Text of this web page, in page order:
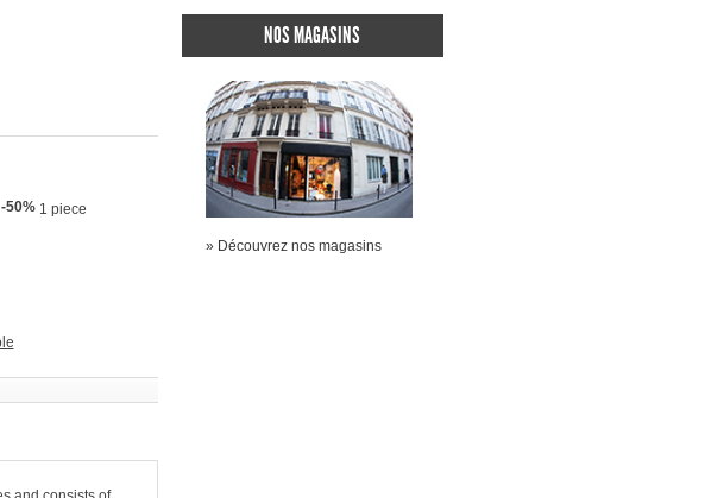
50% 1 piece
NOS MAGASINS
» Découvrez nos magasins